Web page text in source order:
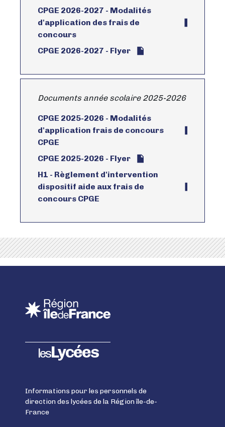
CPGE 2026-2027 - Modalités
d'application des frais de
concours
CPGE 2026-2027 - Flyer
Documents année scolaire 2025-2026
CPGE 2025-2026 - Modalités
d'application frais de concours
CPGE
CPGE 2025-2026 - Flyer
H1 - Règlement d'intervention
dispositif aide aux frais de
concours CPGE
lesLycées
Informations pour les personnels de
direction des lycées de la Région île-de-
France